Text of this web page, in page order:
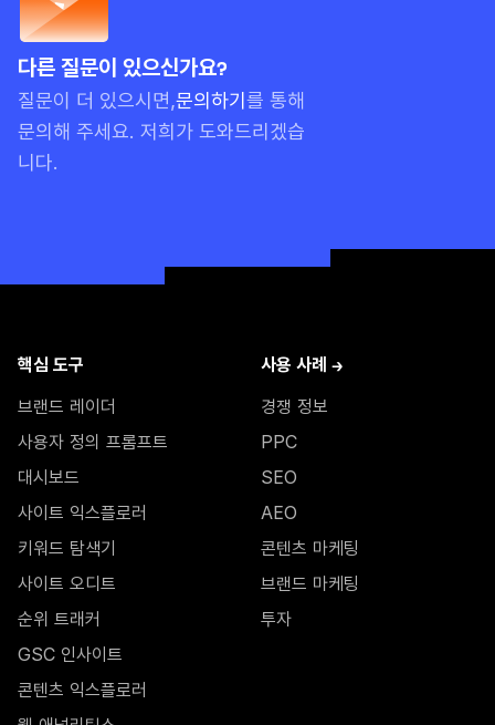
일에 만료됩니다. 단, 선불 한도는 항상 먼저 사용됩
니다.
경우 환불이 거부될 수 있습니다.
다른 질문이 있으신가요?
질문이 더 있으시면,문의하기 를 통해
문의해 주세요. 저희가 도와드리겠습
니다.
핵심 도구
브랜드 레이더
사용자 정의 프롬프트
대시보드
사이트 익스플로러
키워드 탐색기
사이트 오디트
순위 트래커
GSC 인사이트
콘텐츠 익스플로러
사용 사례 →
경쟁 정보
PPC
SEO
AEO
콘텐츠 마케팅
브랜드 마케팅
투자